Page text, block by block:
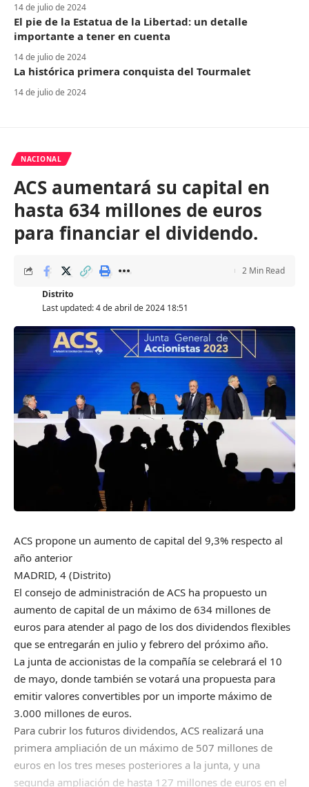
14 de julio de 2024
El pie de la Estatua de la Libertad: un detalle
importante a tener en cuenta
14 de julio de 2024
La histórica primera conquista del Tourmalet
14 de julio de 2024
NACIONAL
ACS aumentará su capital en
hasta 634 millones de euros
para financiar el dividendo.
Last updated: 4 de abril de 2024 18:51
Distrito
2 Min Read
ACS propone un aumento de capital del 9,3% respecto al
año anterior
MADRID, 4 (Distrito)
El consejo de administración de ACS ha propuesto un
aumento de capital de un máximo de 634 millones de
euros para atender al pago de los dos dividendos flexibles
que se entregarán en julio y febrero del próximo año.
La junta de accionistas de la compañía se celebrará el 10
de mayo, donde también se votará una propuesta para
emitir valores convertibles por un importe máximo de
3.000 millones de euros.
Para cubrir los futuros dividendos, ACS realizará una
primera ampliación de un máximo de 507 millones de
euros en los tres meses posteriores a la junta, y una
segunda ampliación de hasta 127 millones de euros en el